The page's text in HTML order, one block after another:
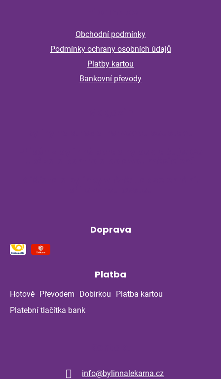
Obchodní podmínky
Podmínky ochrany osobních údajů
Platby kartou
Bankovní převody
Doprava
Platba
Hotově Převodem Dobírkou
Platba kartou
Platební tlačítka bank
info@bylinnalekarna.cz